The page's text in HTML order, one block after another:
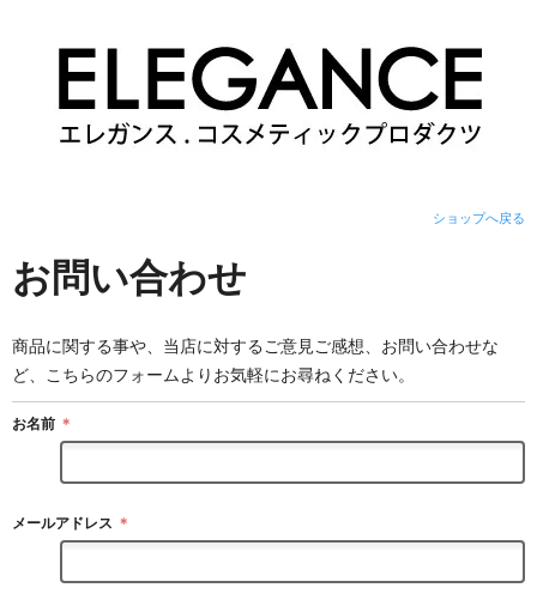
ショップへ戻る
お問い合わせ
商品に関する事や、当店に対するご意見ご感想、お問い合わせな
ど、こちらのフォームよりお気軽にお尋ねください。
お名前 ＊
メールアドレス ＊